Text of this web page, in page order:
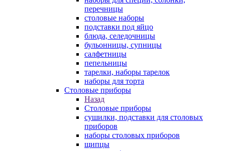
перечницы
столовые наборы
подставки под яйцо
блюда, селедочницы
бульонницы, супницы
салфетницы
пепельницы
тарелки, наборы тарелок
наборы для торта
Столовые приборы
Назад
Столовые приборы
сушилки, подставки для столовых
приборов
наборы столовых приборов
щипцы